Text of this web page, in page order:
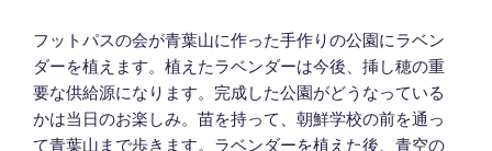
フットパスの会が青葉山に作った手作りの公園にラベン
ダーを植えます。植えたラベンダーは今後、挿し穂の重
要な供給源になります。完成した公園がどうなっている
かは当日のお楽しみ。苗を持って、朝鮮学校の前を通っ
て青葉山まで歩きます。ラベンダーを植えた後、青空の